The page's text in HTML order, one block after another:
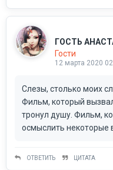
ГОСТЬ
Гости
12 марта 2020
Слезы, столько моих
Фильм, который
тронул душу. Фильм,
осмыслить некоторые
ОТВЕТИТЬ ЦИТАТА